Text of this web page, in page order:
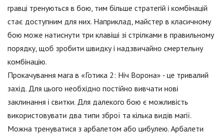
гравці тренуються в бою, тим більше стратегій і комбінацій
стає доступним для них. Наприклад, майстер в класичному
бою може натиснути три клавіші зі стрілками в правильному
порядку, щоб зробити швидку і надзвичайно смертельну
комбінацію.
Прокачування мага в «Готика 2: Ніч Ворона» - це тривалий
захід. Для цього необхідно постійно вивчати нові
заклинання і свитки. Для далекого бою є можливість
використовувати два типи зброї та кілька видів магії.
Можна тренуватися з арбалетом або цибулею. Арбалети